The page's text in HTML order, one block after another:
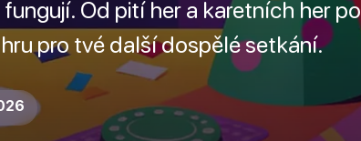
Od pití her a karetních her po
pro tvé další dospělé setkání.